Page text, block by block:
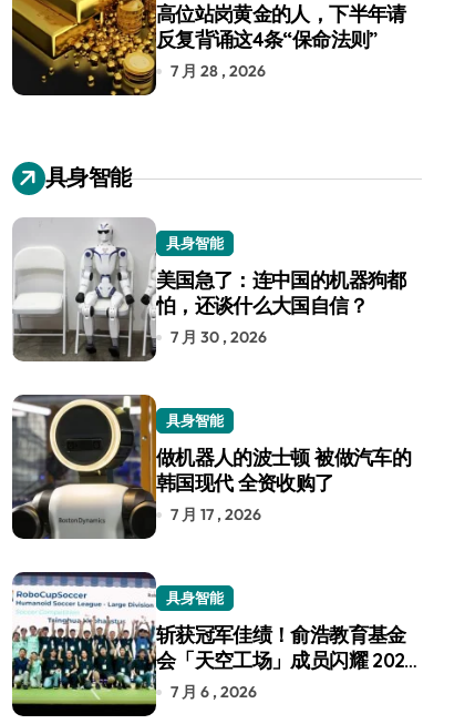
高位站岗黄金的人，下半年请
反复背诵这4条“保命法则”
7 月 28 , 2026
具身智能
具身智能
美国急了：连中国的机器狗都
怕，还谈什么大国自信？
7 月 30 , 2026
具身智能
做机器人的波士顿 被做汽车的
韩国现代 全资收购了
7 月 17 , 2026
具身智能
斩获冠军佳绩！俞浩教育基金
会「天空工场」成员闪耀 2026
RoboCup 机器人世界杯
7 月 6 , 2026